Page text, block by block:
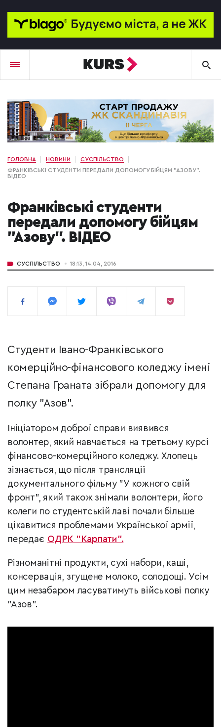
ГОЛОВНА НОВИНИ
СУСПІЛЬСТВО
ФРАНКІВСЬКІ СТУДЕНТИ ПЕРЕДАЛИ ДОПОМОГУ БІЙЦЯМ "АЗОВУ".
ВІДЕО
Франківські студенти
передали допомогу бійцям
"Азову". ВІДЕО
СУСПІЛЬСТВО 18:13, 14.04, 2016
Студенти Івано-Франківського
комерційно-фінансового коледжу імені
Степана Граната зібрали допомогу для
полку "Азов".
Ініціатором доброї справи виявився
волонтер, який навчається на третьому курсі
фінансово-комерційного коледжу. Хлопець
зізнається, що після трансляції
документального фільму "У кожного свій
фронт", який також знімали волонтери, його
колеги по студентській лаві почали більше
цікавитися проблемами Української армії,
передає ОДРК "Карпати".
Різноманітні продукти, сухі набори, каші,
консервація, згущене молоко, солодощі. Усім
цим незабаром ласуватимуть військові полку
"Азов".